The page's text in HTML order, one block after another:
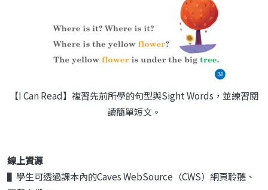
【I Can Read】複習先前所學的句型與Sight Words，並練習閱
讀簡單短文。
線上資源
▌學生可透過課本內的Caves WebSource（CWS）網頁聆聽、